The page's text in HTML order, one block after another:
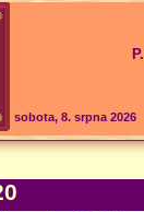
sobota, 8. srpna 2026